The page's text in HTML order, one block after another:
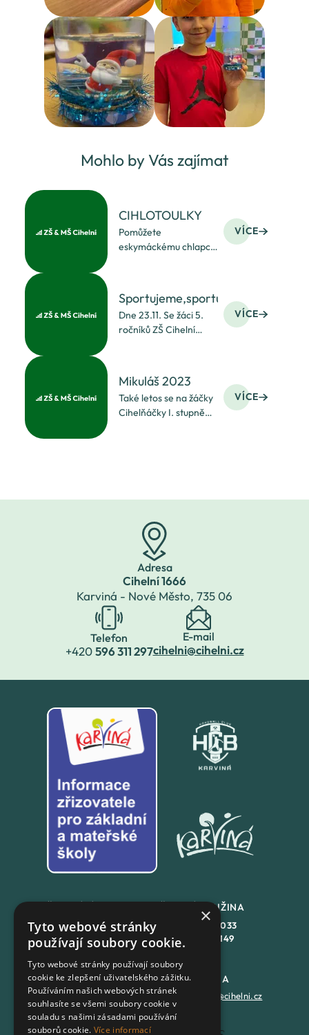
Mohlo by Vás zajímat
CIHLOTOULKY
Pomůžete
eskymáckému chlapci
záchrannou výpravu
areálem Historických
Lázní Darkov. Cestou si
VÍCE
Sportujeme,sportujeme.....
Dne 23.11. Se žáci 5.
ročníků ZŠ Cihelní
S odhodláním obsadili
slušné 7. místo.
Gratulujeme všem
účastníkům
VÍCE
Mikuláš 2023
Také letos se na žáčky
Cihelňáčky I. stupně
Obešel postupně
VÍCE
Adresa
Cihelní 1666
Karviná - Nové Město, 735 06
Telefon
+420596 311 297
E-mail
cihelni@cihelni.cz
+420558 846 032
+420702 167 150
ŠKOLNÍ DRUŽINA
558 846 033
+420
702 167 149
DATOVÁ SCHRÁNKA
7batxeb
PODATELNA
epodatelna@cihelni.cz
×
Tyto webové stránky
používají soubory cookie.
Tyto webové stránky používají soubory
cookie ke zlepšení uživatelského zážitku.
Používáním našich webových stránek
souhlasíte se všemi soubory cookie v
souladu s našimi zásadami používání
souborů cookie. Více informací